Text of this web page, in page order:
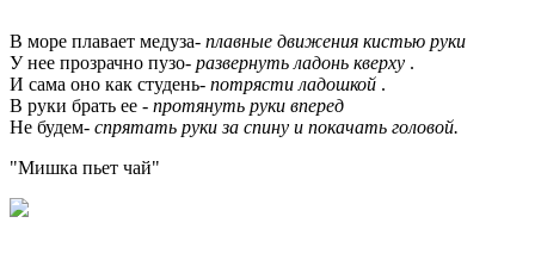
В море плавает медуза- плавные движения кистью руки
У нее прозрачно пузо- развернуть ладонь кверху .
И сама оно как студень- потрясти ладошкой .
В руки брать ее - протянуть руки вперед
Не будем- спрятать руки за спину и покачать головой.
"Мишка пьет чай"